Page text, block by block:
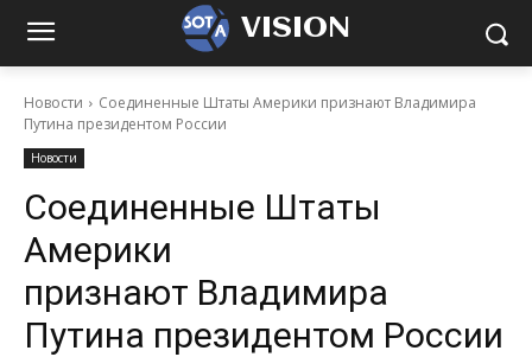
VISION
Новости
Соединенные Штаты Америки признают Владимира
Путина президентом России
Новости
Соединенные Штаты
Америки
признают Владимира
Путина президентом России